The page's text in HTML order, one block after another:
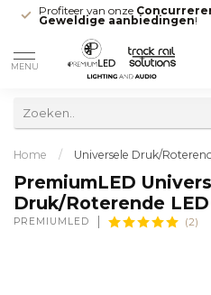
Profiteer van onze
Geweldige aanbiedingen!
MENU
Home / Universele Druk/
PremiumLED
Druk/Roterende
PREMIUMLED (2)